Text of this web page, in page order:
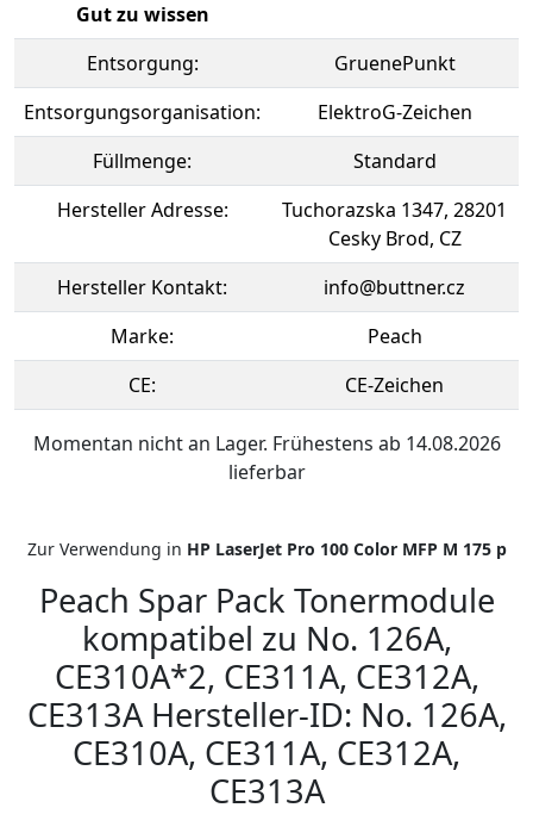
Gut zu wissen
Entsorgung:
GruenePunkt
Entsorgungsorganisation:
ElektroG-Zeichen
Füllmenge:
Standard
Hersteller Adresse:
Tuchorazska 1347, 28201
Cesky Brod, CZ
Hersteller Kontakt:
info@buttner.cz
Marke:
Peach
CE:
CE-Zeichen
Momentan nicht an Lager. Frühestens ab 14.08.2026
lieferbar
Zur Verwendung in HP LaserJet Pro 100 Color MFP M 175 p
Peach Spar Pack Tonermodule
kompatibel zu No. 126A,
CE310A*2, CE311A, CE312A,
CE313A Hersteller-ID: No. 126A,
CE310A, CE311A, CE312A,
CE313A